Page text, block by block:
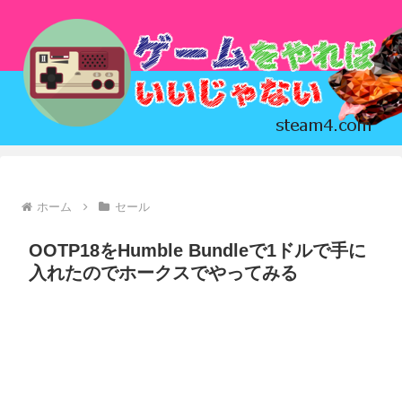
ホーム セール
OOTP18をHumble Bundleで1ドルで手に
入れたのでホークスでやってみる